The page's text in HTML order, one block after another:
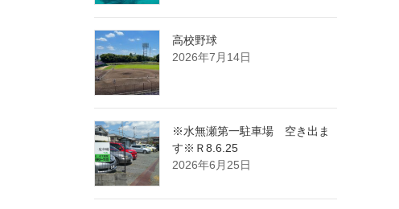
高校野球
2026年7月14日
※水無瀬第一駐車場 空き出ま
す※Ｒ8.6.25
2026年6月25日